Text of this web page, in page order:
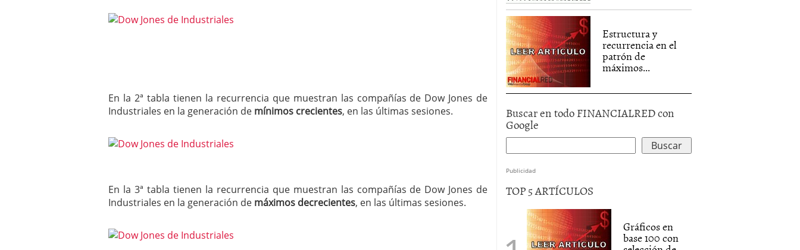
En la 2ª tabla tienen la recurrencia que muestran las compañías de Dow Jones de
Industriales en la generación de mínimos crecientes, en las últimas sesiones.
En la 3ª tabla tienen la recurrencia que muestran las compañías de Dow Jones de
Industriales en la generación de máximos decrecientes, en las últimas sesiones.
Estructura y
recurrencia en el
patrón de
máximos...
Buscar en todo FINANCIALRED con
Google
Publicidad
TOP 5 ARTÍCULOS
Gráficos en
base 100 con